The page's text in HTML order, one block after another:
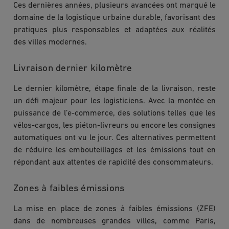
Ces dernières années, plusieurs avancées ont marqué le
domaine de la logistique urbaine durable, favorisant des
pratiques plus responsables et adaptées aux réalités
des villes modernes.
Livraison dernier kilomètre
Le dernier kilomètre, étape finale de la livraison, reste
un défi majeur pour les logisticiens. Avec la montée en
puissance de l’e-commerce, des solutions telles que les
vélos-cargos, les piéton-livreurs ou encore les consignes
automatiques ont vu le jour. Ces alternatives permettent
de réduire les embouteillages et les émissions tout en
répondant aux attentes de rapidité des consommateurs.
Zones à faibles émissions
La mise en place de zones à faibles émissions (ZFE)
dans de nombreuses grandes villes, comme Paris,